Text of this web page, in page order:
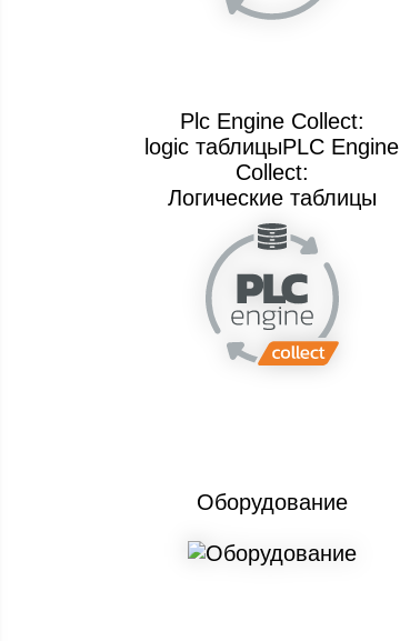
Plc Engine Collect:
logic таблицыPLC Engine
Collect:
Логические таблицы
Оборудование